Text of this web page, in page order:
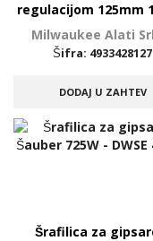
regulacijom 125mm
– AGV 15-125 XE
Milwaukee Alati
Šifra: 4933428127
DODAJ U ZAHTEV
Šrafilica za